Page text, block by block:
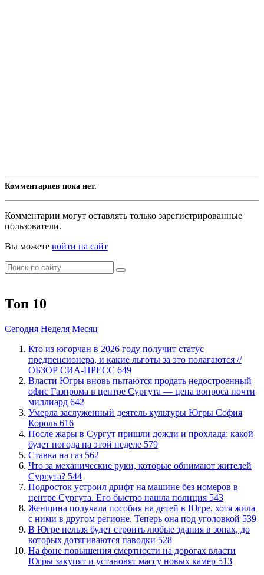
Комментариев пока нет.
Комментарии могут оставлять только зарегистрированные
пользователи.
Вы можете войти на сайт
Топ 10
Сегодня Неделя Месяц
Кто из югорчан в 2026 году получит статус
предпенсионера, и какие льготы за это полагаются //
ОБЗОР СИА-ПРЕСС 649
Власти Югры вновь пытаются продать недостроенный
офис Газпрома в центре Сургута — цена вопроса почти
миллиард 642
​Умерла заслуженный деятель культуры Югры София
Король 616
​После жары в Сургут пришли дожди и прохлада: какой
будет погода на этой неделе 579
Ставка на газ 562
​Что за механические руки, которые обнимают жителей
Сургута? 544
Подросток устроил дрифт на машине без номеров в
центре Сургута. Его быстро нашла полиция 543
Женщина получала пособия на детей в Югре, хотя жила
с ними в другом регионе. Теперь она под уголовкой 539
В Югре нельзя будет строить любые здания в зонах, до
которых дотягиваются паводки 528
На фоне повышения смертности на дорогах власти
Югры закупят и установят массу новых камер 513